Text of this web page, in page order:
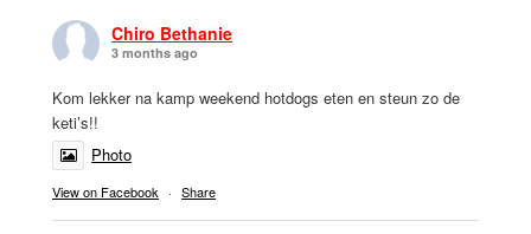
Chiro Bethanie
3 months ago
Kom lekker na kamp weekend hotdogs eten en steun zo de
keti’s!!
Photo
View on Facebook · Share